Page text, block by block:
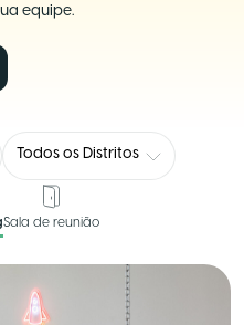
equipe.
Todos os Distritos
Sala de reunião